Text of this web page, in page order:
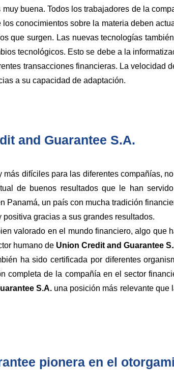
buena. Todos los trabajadores de la
conocimientos sobre la materia deben
que surgen. Las nuevas tecnologías
tecnológicos. Esto se debe a la
transacciones financieras. La velocidad
a su capacidad de adaptación.
and Guarantee S.A.
difíciles para las diferentes compañías,
de buenos resultados que le han
un país con mucha tradición
gracias a sus grandes resultados.
valorado en el mundo financiero, algo
humano de Union Credit and Guarantee
ha sido certificada por diferentes
completa de la compañía en el sector
S.A. una posición más relevante que
pionera en el